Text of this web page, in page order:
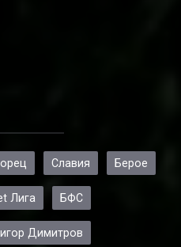
Славия Берое
Лига БФС
Димитров